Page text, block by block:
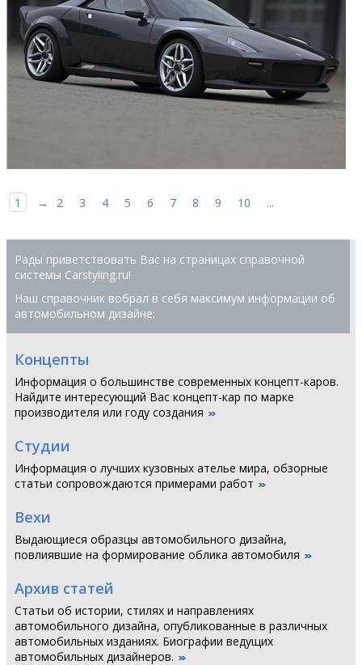
1 → 2 3 4 5 6 7 8 9 10 ...
Рады приветствовать Вас на страницах справочной
системы Сarstyling.ru!
Наш справочник вобрал в себя максимум информации об
автомобильном дизайне:
Концепты
Информация о большинстве современных концепт-каров.
Найдите интересующий Вас концепт-кар по марке
производителя или году создания
Студии
Информация о лучших кузовных ателье мира, обзорные
статьи сопровождаются примерами работ
Вехи
Выдающиеся образцы автомобильного дизайна,
повлиявшие на формирование облика автомобиля
Архив статей
Статьи об истории, стилях и направлениях
автомобильного дизайна, опубликованные в различных
автомобильных изданиях. Биографии ведущих
автомобильных дизайнеров.